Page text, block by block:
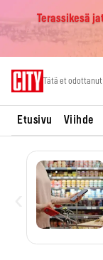
Terassikesä
Tätä et odottanut
Etusivu Viihde